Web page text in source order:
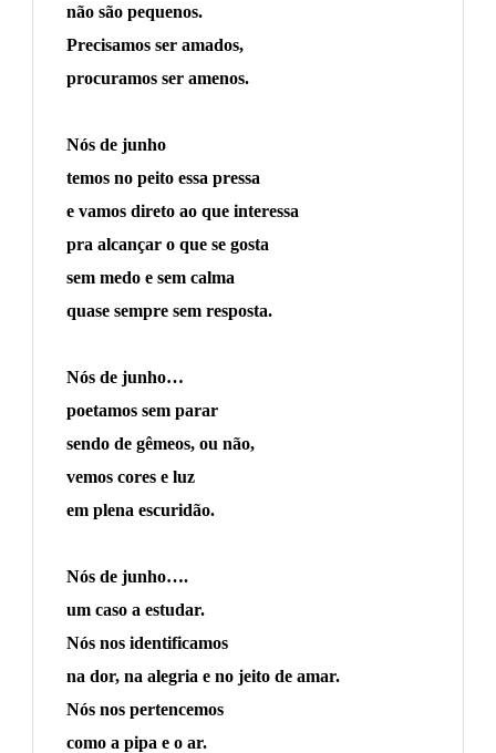
não são pequenos.
Precisamos ser amados,
procuramos ser amenos.
Nós de junho
temos no peito essa pressa
e vamos direto ao que interessa
pra alcançar o que se gosta
sem medo e sem calma
quase sempre sem resposta.
Nós de junho…
poetamos sem parar
sendo de gêmeos, ou não,
vemos cores e luz
em plena escuridão.
Nós de junho….
um caso a estudar.
Nós nos identificamos
na dor, na alegria e no jeito de amar.
Nós nos pertencemos
como a pipa e o ar.